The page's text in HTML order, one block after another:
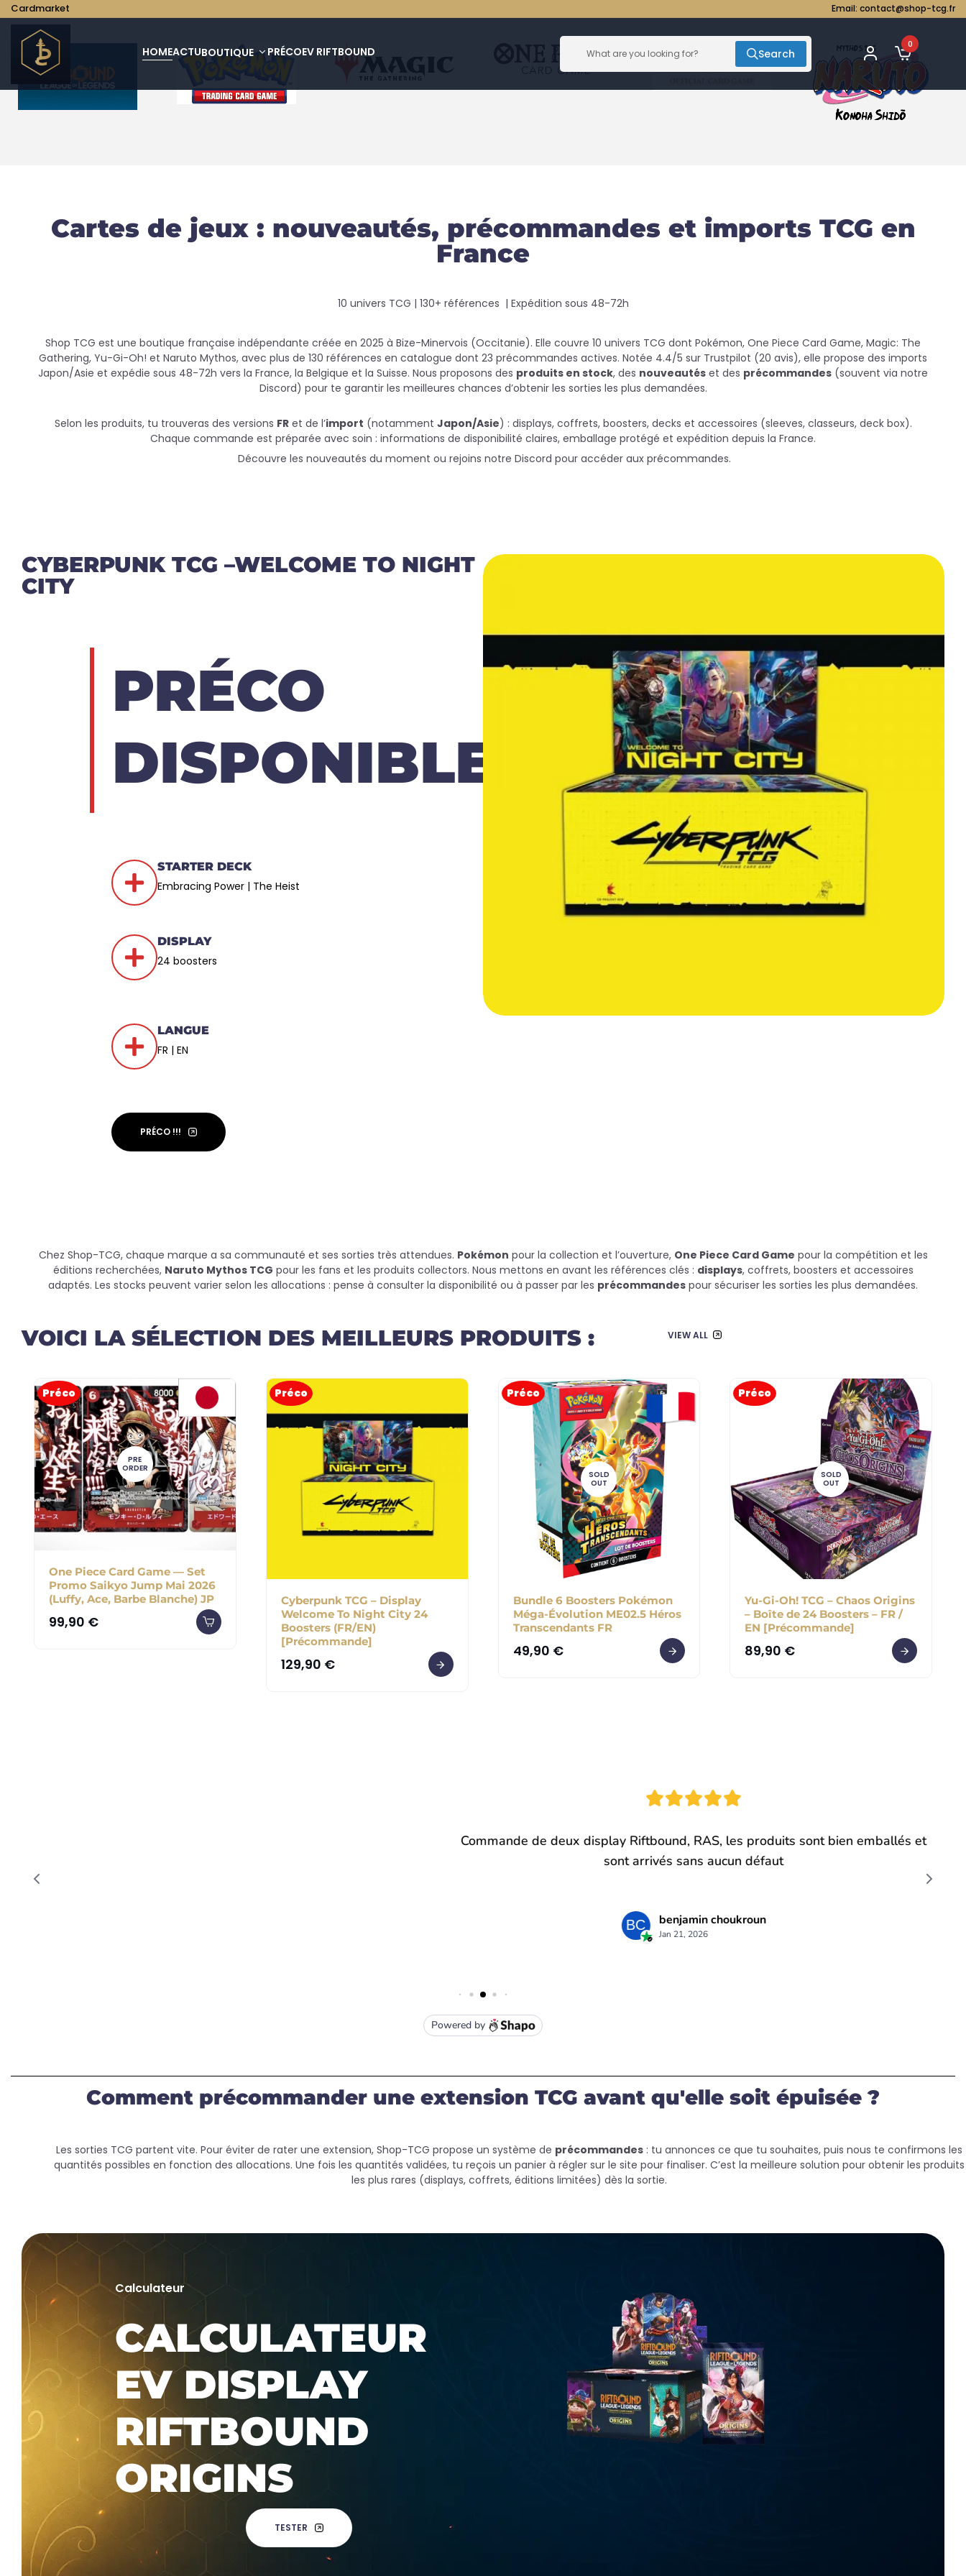
Cardmarket Email: contact@shop-tcg.fr
HOMEACTUBOUTIQUE PRÉCOEV RIFTBOUND Search
0
Cartes de jeux : nouveautés, précommandes et imports TCG en
France
10 univers TCG | 130+ références | Expédition sous 48-72h
Shop TCG est une boutique française indépendante créée en 2025 à Bize-Minervois (Occitanie). Elle couvre 10 univers TCG dont Pokémon, One Piece Card Game, Magic: The
Gathering, Yu-Gi-Oh! et Naruto Mythos, avec plus de 130 références en catalogue dont 23 précommandes actives. Notée 4.4/5 sur Trustpilot (20 avis), elle propose des imports
Japon/Asie et expédie sous 48-72h vers la France, la Belgique et la Suisse. Nous proposons des produits en stock, des nouveautés et des précommandes (souvent via notre
Discord) pour te garantir les meilleures chances d’obtenir les sorties les plus demandées.
Selon les produits, tu trouveras des versions FRet de l’import (notamment Japon/Asie) : displays, coffrets, boosters, decks et accessoires (sleeves, classeurs, deck box).
Chaque commande est préparée avec soin : informations de disponibilité claires, emballage protégé et expédition depuis la France.
Découvre les nouveautés du moment ou rejoins notre Discord pour accéder aux précommandes.
CYBERPUNK TCG –WELCOME TO NIGHT
CITY
PRÉCO
DISPONIBLE
STARTER DECK
Embracing Power | The Heist
DISPLAY
24 boosters
LANGUE
FR | EN
PRÉCO !!!
Chez Shop-TCG, chaque marque a sa communauté et ses sorties très attendues. Pokémon pour la collection et l’ouverture, One Piece Card Game pour la compétition et les
éditions recherchées, Naruto Mythos TCG pour les fans et les produits collectors. Nous mettons en avant les références clés : displays, coffrets, boosters et accessoires
adaptés. Les stocks peuvent varier selon les allocations : pense à consulter la disponibilité ou à passer par les précommandes pour sécuriser les sorties les plus demandées.
VOICI LA SÉLECTION DES MEILLEURS PRODUITS : VIEW ALL
Préco
PRE
ORDER
One Piece Card Game — Set
Promo Saikyo Jump Mai 2026
(Luffy, Ace, Barbe Blanche) JP
99,90 €
Préco
Cyberpunk TCG – Display
Welcome To Night City 24
Boosters (FR/EN)
[Précommande]
129,90 €
Préco
SOLD
OUT
Bundle 6 Boosters Pokémon
Méga-Évolution ME02.5 Héros
Transcendants FR
49,90 €
Préco
SOLD
OUT
Yu-Gi-Oh! TCG – Chaos Origins
– Boîte de 24 Boosters – FR /
EN [Précommande]
89,90 €
Comment précommander une extension TCG avant qu'elle soit épuisée ?
Les sorties TCG partent vite. Pour éviter de rater une extension, Shop-TCG propose un système de précommandes: tu annonces ce que tu souhaites, puis nous te confirmons les
quantités possibles en fonction des allocations. Une fois les quantités validées, tu reçois un panier à régler sur le site pour finaliser. C’est la meilleure solution pour obtenir les produits
les plus rares (displays, coffrets, éditions limitées) dès la sortie.
Calculateur
CALCULATEUR
EV DISPLAY
RIFTBOUND
ORIGINS
TESTER